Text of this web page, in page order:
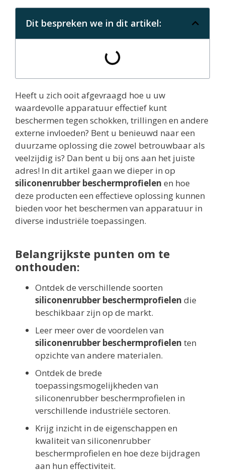
Dit bespreken we in dit artikel:
Heeft u zich ooit afgevraagd hoe u uw
waardevolle apparatuur effectief kunt
beschermen tegen schokken, trillingen en andere
externe invloeden? Bent u benieuwd naar een
duurzame oplossing die zowel betrouwbaar als
veelzijdig is? Dan bent u bij ons aan het juiste
adres! In dit artikel gaan we dieper in op
siliconenrubber beschermprofielen en hoe
deze producten een effectieve oplossing kunnen
bieden voor het beschermen van apparatuur in
diverse industriële toepassingen.
Belangrijkste punten om te
onthouden:
Ontdek de verschillende soorten
siliconenrubber beschermprofielen die
beschikbaar zijn op de markt.
Leer meer over de voordelen van
siliconenrubber beschermprofielen ten
opzichte van andere materialen.
Ontdek de brede
toepassingsmogelijkheden van
siliconenrubber beschermprofielen in
verschillende industriële sectoren.
Krijg inzicht in de eigenschappen en
kwaliteit van siliconenrubber
beschermprofielen en hoe deze bijdragen
aan hun effectiviteit.